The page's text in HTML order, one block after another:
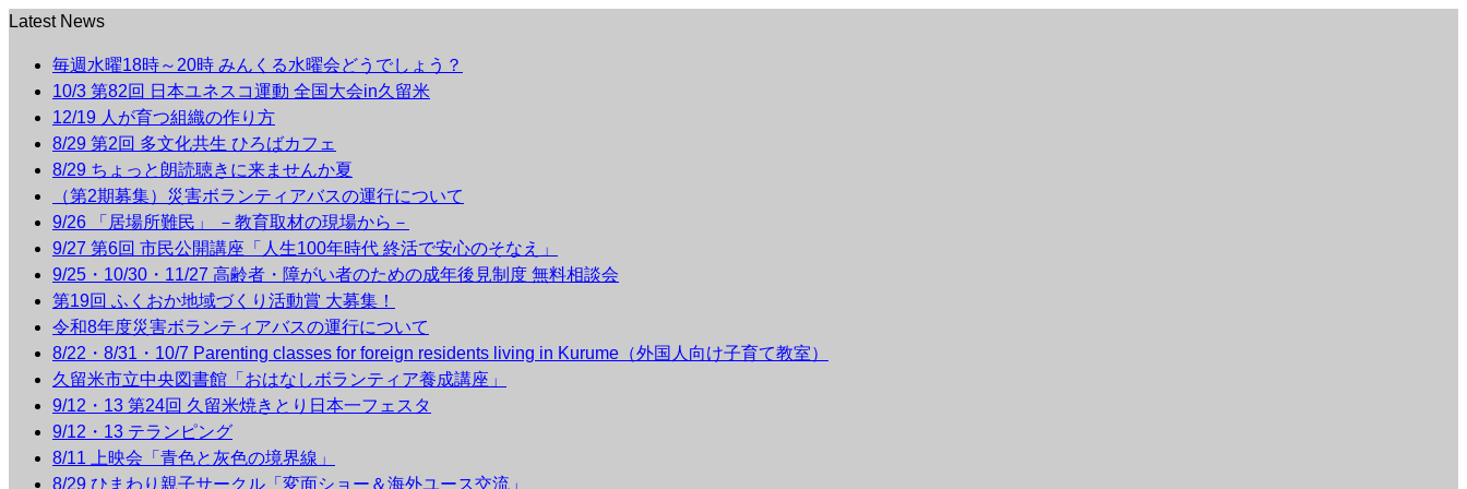
Latest News
毎週水曜18時～20時 みんくる水曜会どうでしょう？
10/3 第82回 日本ユネスコ運動 全国大会in久留米
12/19 人が育つ組織の作り方
8/29 第2回 多文化共生 ひろばカフェ
8/29 ちょっと朗読聴きに来ませんか夏
（第2期募集）災害ボランティアバスの運行について
9/26 「居場所難民」 －教育取材の現場から－
9/27 第6回 市民公開講座「人生100年時代 終活で安心のそなえ」
9/25・10/30・11/27 高齢者・障がい者のための成年後見制度 無料相談会
第19回 ふくおか地域づくり活動賞 大募集！
令和8年度災害ボランティアバスの運行について
8/22・8/31・10/7 Parenting classes for foreign residents living in Kurume（外国人向け子育て教室）
久留米市立中央図書館「おはなしボランティア養成講座」
9/12・13 第24回 久留米焼きとり日本一フェスタ
9/12・13 テランピング
8/11 上映会「青色と灰色の境界線」
8/29 ひまわり親子サークル「変面ショー＆海外ユース交流」